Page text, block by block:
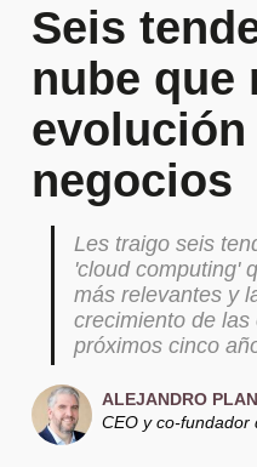
Seis
nube que
negocios
Les traigo seis
'cloud computing'
más relevantes y
crecimiento de
próximos cinco
ALEJANDRO
CEO y co-fundador